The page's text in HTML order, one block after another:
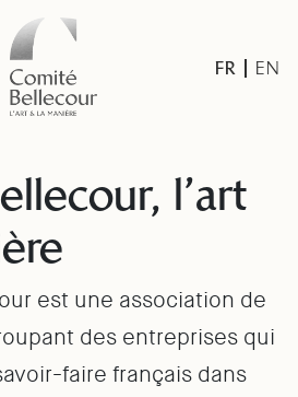
FR EN
l’art
est une association de
des entreprises qui
faire français dans